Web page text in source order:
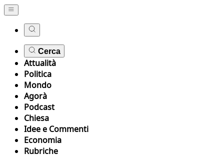
Cerca
Attualità
Politica
Mondo
Agorà
Podcast
Chiesa
Idee e Commenti
Economia
Rubriche